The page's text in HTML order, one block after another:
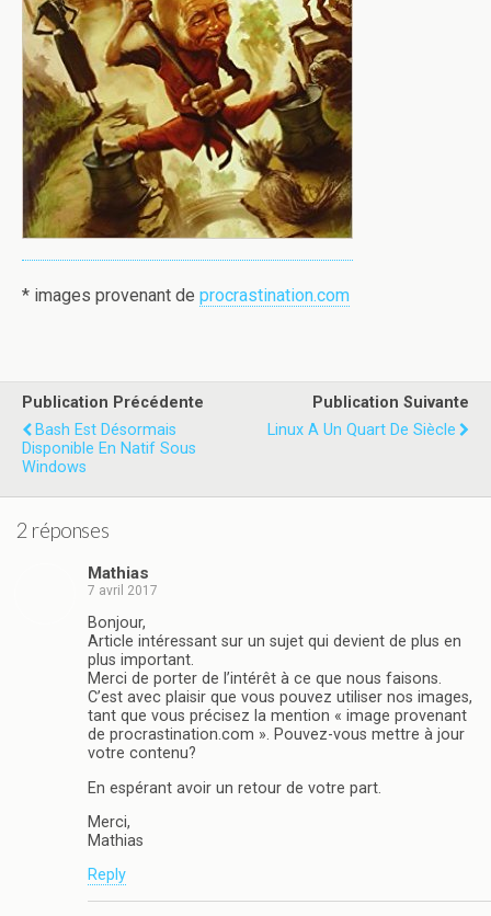
* images provenant de procrastination.com
Publication Précédente
Bash Est Désormais
Disponible En Natif Sous
Windows
Publication Suivante
Linux A Un Quart De Siècle
2 réponses
Mathias
7 avril 2017
Bonjour,
Article intéressant sur un sujet qui devient de plus en
plus important.
Merci de porter de l’intérêt à ce que nous faisons.
C’est avec plaisir que vous pouvez utiliser nos images,
tant que vous précisez la mention « image provenant
de procrastination.com ». Pouvez-vous mettre à jour
votre contenu?
En espérant avoir un retour de votre part.
Merci,
Mathias
Reply